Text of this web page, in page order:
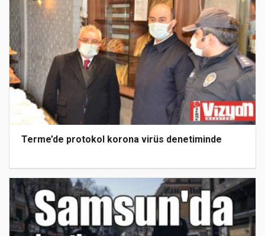
Terme’de protokol korona virüs denetiminde